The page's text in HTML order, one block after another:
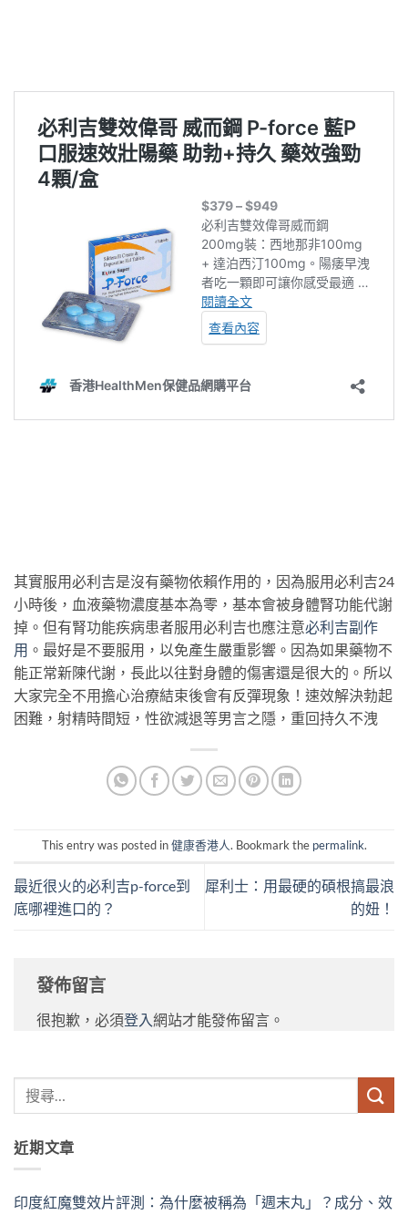
其實服用必利吉是沒有藥物依賴作用的，因為服用必利吉24
小時後，血液藥物濃度基本為零，基本會被身體腎功能代謝
掉。但有腎功能疾病患者服用必利吉也應注意必利吉副作
用 。最好是不要服用，以免產生嚴重影響。因為如果藥物不
能正常新陳代謝，長此以往對身體的傷害還是很大的。所以
大家完全不用擔心治療結束後會有反彈現象！速效解決勃起
困難，射精時間短，性欲減退等男言之隱，重回持久不洩
This entry was posted in健康香港人. Bookmark the permalink.
最近很火的必利吉p-force到
底哪裡進口的？
犀利士：用最硬的碩根搞最浪
的妞！
發佈留言
很抱歉，必須登入網站才能發佈留言。
近期文章
印度紅魔雙效片評測：為什麼被稱為「週末丸」？成分、效